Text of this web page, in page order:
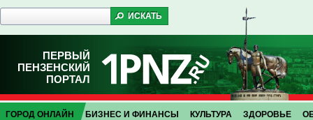
ПЕРВЫЙ
ПЕНЗЕНСКИЙ
ПОРТАЛ
ГОРОД ОНЛАЙН БИЗНЕС И ФИНАНСЫ КУЛЬТУРА ЗДОРОВЬЕ